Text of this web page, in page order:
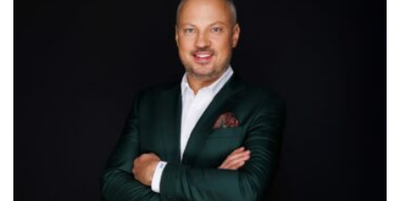
uzupełniła następnie ofertę o asortyment branży
papierniczej i zabawkowej. Ateneum już wielokrotnie
było nagradzane, m.in. otrzymując dziewięć laurów
Gazeli Biznesu. W raporcie ekspertów z londyńskiej
giełdy z 2016 roku Ateneum zostało uznane za jedną z
trzydziestu najbardziej wpływowych polskich firm w
Ateneum Biznes